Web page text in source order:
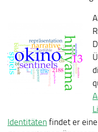
Identitäten findet er